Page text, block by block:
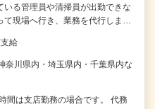
いる管理員や清掃員が出勤できな
て現場へ行き、業務を代行しま…
給
奈川県内・埼玉県内・千葉県内な
間は支店勤務の場合です。 代務